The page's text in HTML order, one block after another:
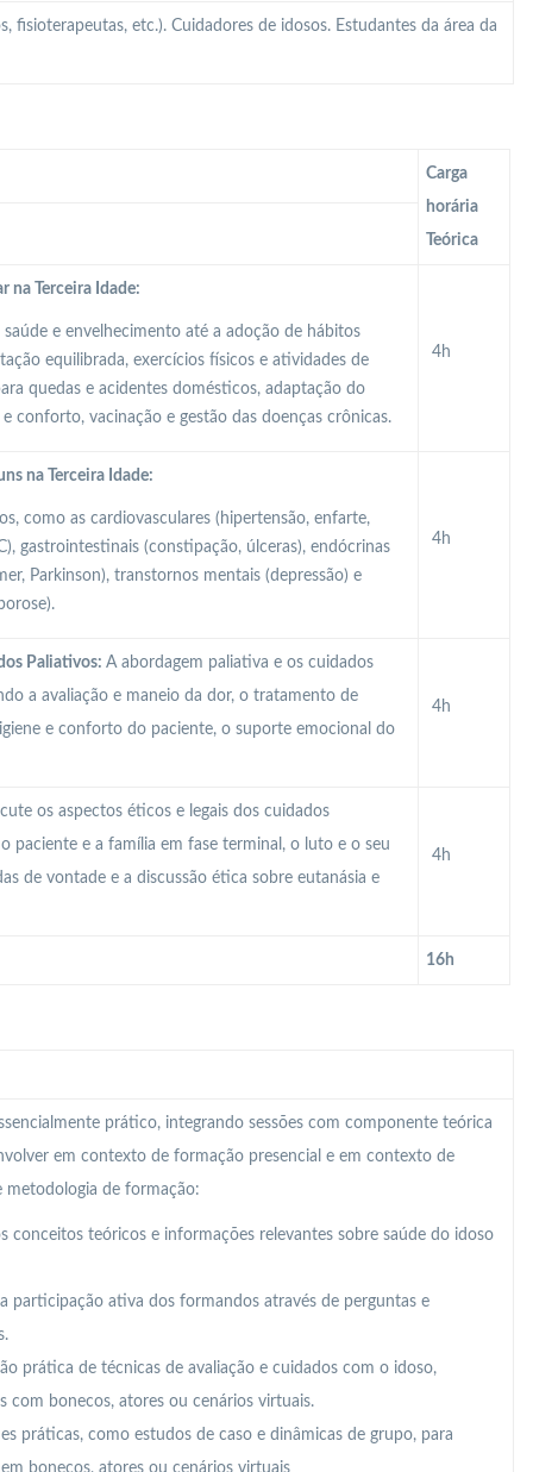
fisioterapeutas, etc.). Cuidadores de idosos. Estudantes da área da
Carga
horária
Teórica
na Terceira Idade:
e envelhecimento até a adoção de hábitos
equilibrada, exercícios físicos e atividades de
quedas e acidentes domésticos, adaptação do
conforto, vacinação e gestão das doenças crônicas.
4h
na Terceira Idade:
como as cardiovasculares (hipertensão, enfarte,
gastrointestinais (constipação, úlceras), endócrinas
Parkinson), transtornos mentais (depressão) e
4h
Paliativos: A abordagem paliativa e os cuidados
a avaliação e maneio da dor, o tratamento de
e conforto do paciente, o suporte emocional do
4h
os aspectos éticos e legais dos cuidados
paciente e a família em fase terminal, o luto e o seu
de vontade e a discussão ética sobre eutanásia e
4h
16h
prático, integrando sessões com componente teórica
em contexto de formação presencial e em contexto de
de formação:
conceitos teóricos e informações relevantes sobre saúde do idoso
participação ativa dos formandos através de perguntas e
prática de técnicas de avaliação e cuidados com o idoso,
com bonecos, atores ou cenários virtuais.
práticas, como estudos de caso e dinâmicas de grupo, para
bonecos, atores ou cenários virtuais